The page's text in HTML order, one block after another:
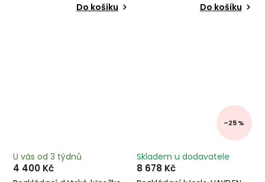
Do košíku Do košíku
U vás od 3 týdnů
4 400 Kč
–25 %
Skladem u dodavatele
8 678 Kč